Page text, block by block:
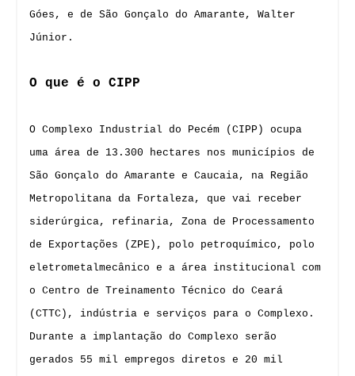
Góes, e de São Gonçalo do Amarante, Walter
Júnior.
O que é o CIPP
O Complexo Industrial do Pecém (CIPP) ocupa
uma área de 13.300 hectares nos municípios de
São Gonçalo do Amarante e Caucaia, na Região
Metropolitana da Fortaleza, que vai receber
siderúrgica, refinaria, Zona de Processamento
de Exportações (ZPE), polo petroquímico, polo
eletrometalmecânico e a área institucional com
o Centro de Treinamento Técnico do Ceará
(CTTC), indústria e serviços para o Complexo.
Durante a implantação do Complexo serão
gerados 55 mil empregos diretos e 20 mil